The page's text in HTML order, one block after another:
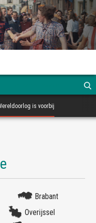
is voorbij
Brabant
Overijssel